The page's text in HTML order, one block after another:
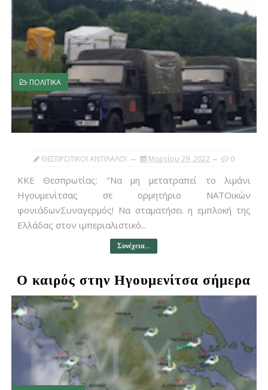
ΠΟΛΙΤΙΚΑ
ΘΕΣΠΡΩΤΙΚΟΙ ΑΝΤΙΛΑΛΟΙ Μαρτίου 29, 2022 0
ΚΚΕ Θεσπρωτίας: "Να μη μετατραπεί το λιμάνι
Ηγουμενίτσας σε ορμητήριο ΝΑΤΟικών
φονιάδωνΣυναγερμός! Να σταματήσει η εμπλοκή της
Ελλάδας στον ιμπεριαλιστικό...
Συνέχεια...
Ο καιρός στην Ηγουμενίτσα σήμερα